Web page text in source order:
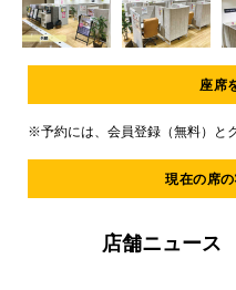
12
12
座席
※予約には、会員登録（無料）と
現在の席
店舗ニュース